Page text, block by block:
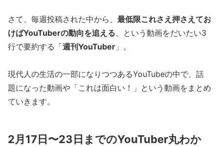
さて、毎週投稿された中から、 最低限これさえ押さえてお
けばYouTuberの動向を追える、という動画をだいたい3
行で要約する「週刊YouTuber 」。
現代人の生活の一部になりつつあるYouTubeの中で、話
題になった動画や「これは面白い！」という動画をまとめ
ていきます。
2月17日〜23日までのYouTuber丸わか